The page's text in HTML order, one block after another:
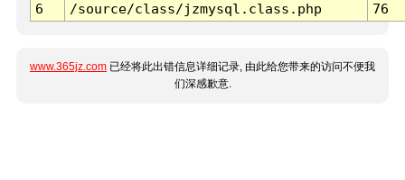
6
/source/class/jzmysql.class.php 76
www.365jz.com 已经将此出错信息详细记录, 由此给您带来的访问不便我
们深感歉意.